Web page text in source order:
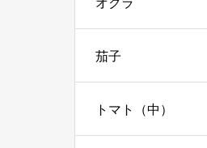
茄子
トマト（中）